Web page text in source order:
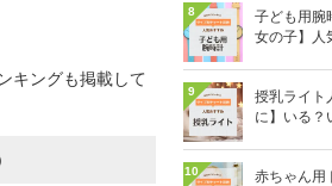
キングも掲載して
8
子ども用腕
女の子】人
9
授乳ライト
に】いる？
10
赤ちゃん用